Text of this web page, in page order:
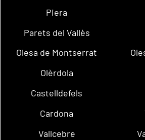
Piera
Parets del Vallès
Olesa de Montserrat
Olèrdola
Castelldefels
Cardona
Vallcebre